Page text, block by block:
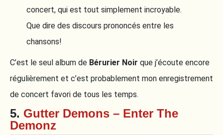
concert, qui est tout simplement incroyable.
Que dire des discours prononcés entre les
chansons!
C’est le seul album de Bérurier Noir que j’écoute encore
régulièrement et c’est probablement mon enregistrement
de concert favori de tous les temps.
5. Gutter Demons – Enter The
Demonz